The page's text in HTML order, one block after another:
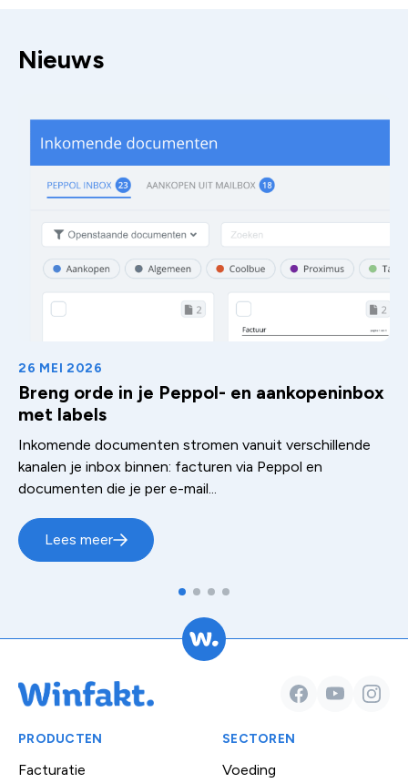
Nieuws
26 MEI 2026
Breng orde in je Peppol- en aankopeninbox
met labels
Inkomende documenten stromen vanuit verschillende
kanalen je inbox binnen: facturen via Peppol en
documenten die je per e-mail...
Lees meer
FacebookYouTube
PRODUCTEN
Facturatie
SECTOREN
Voeding